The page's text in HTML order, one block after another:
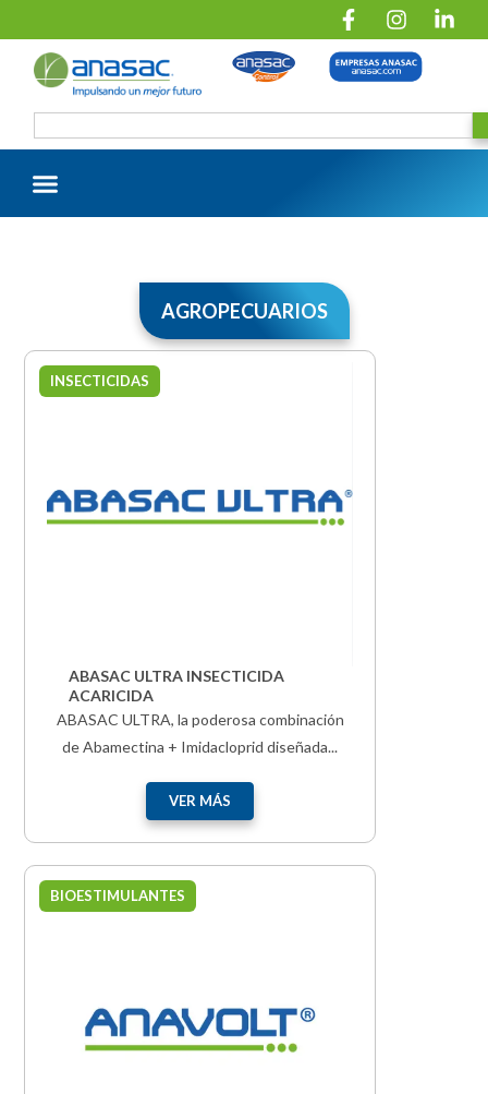
AGROPECUARIOS
INSECTICIDAS
ABASAC ULTRA INSECTICIDA
ACARICIDA
ABASAC ULTRA, la poderosa combinación
de Abamectina + Imidacloprid diseñada...
VER MÁS
BIOESTIMULANTES